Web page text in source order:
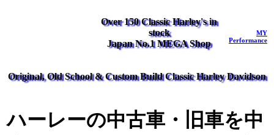
Over 150 Classic Harley's in
stock
Japan No.1 MEGA Shop
MY
Performance
Original, Old School & Custom Build Classic Harley Davidson
ハーレーの中古車・旧車を中